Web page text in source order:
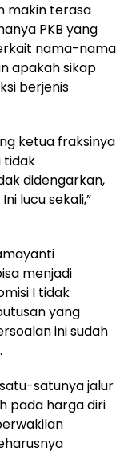
makin terasa
PKB yang
nama-nama
apakah sikap
berjenis
ketua fraksinya
tidak
didengarkan,
lucu sekali,”
menjadi
I tidak
yang
ini sudah
satunya jalur
pada harga diri